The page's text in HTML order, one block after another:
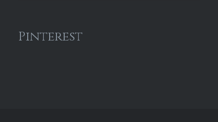
Pinterest